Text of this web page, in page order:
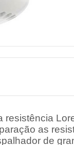
as
de